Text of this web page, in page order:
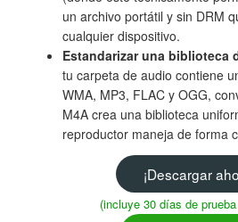
un archivo portátil y sin DRM
cualquier dispositivo.
Estandarizar una biblioteca
tu carpeta de audio contiene
WMA, MP3, FLAC y OGG,
M4A crea una biblioteca
reproductor maneja de forma
¡Descargar
(incluye 30 días de